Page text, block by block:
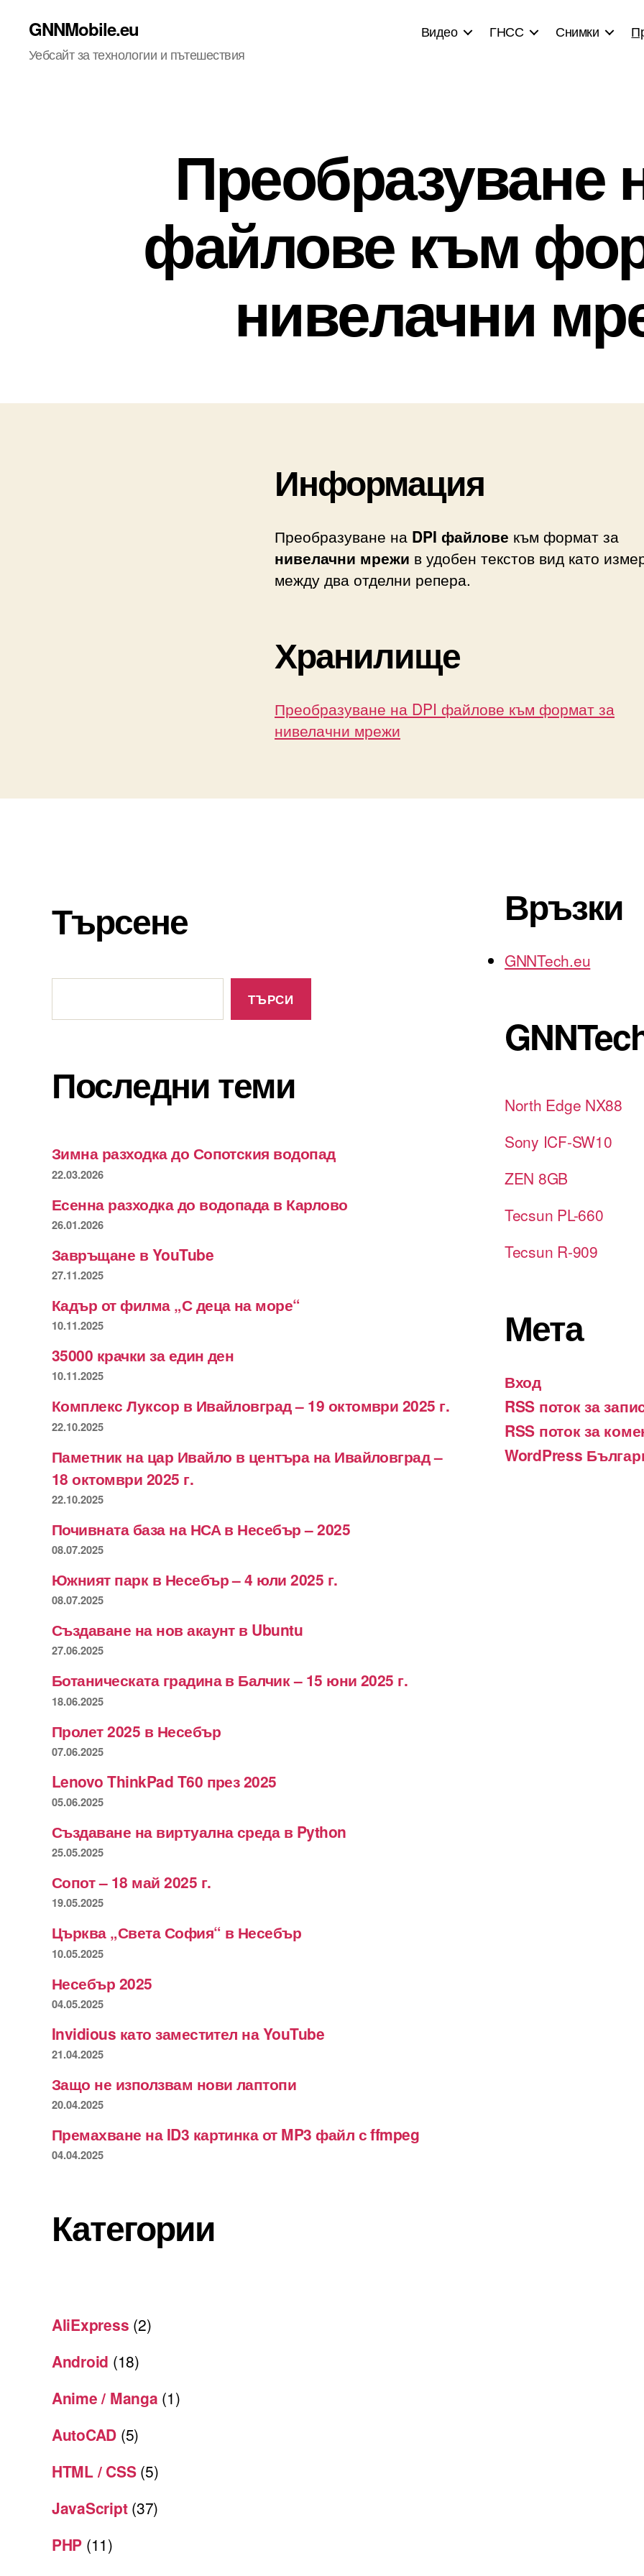
GNNMobile.eu
Уебсайт за технологии и пътешествия
Видео ГНСС Снимки
Преобразуване
файлове към
нивелачни
Информация
Преобразуване на DPI файлове към формат за
нивелачни мрежи в удобен текстов вид като
между два отделни репера.
Хранилище
Преобразуване на DPI файлове към формат за
нивелачни мрежи
Търсене
ТЪРСИ
Последни теми
Зимна разходка до Сопотския водопад
22.03.2026
Есенна разходка до водопада в Карлово
26.01.2026
Завръщане в YouTube
27.11.2025
Кадър от филма „С деца на море“
10.11.2025
35000 крачки за един ден
10.11.2025
Комплекс Луксор в Ивайловград – 19 октомври 2025 г.
22.10.2025
Паметник на цар Ивайло в центъра на Ивайловград –
18 октомври 2025 г.
22.10.2025
Почивната база на НСА в Несебър – 2025
08.07.2025
Южният парк в Несебър – 4 юли 2025 г.
08.07.2025
Създаване на нов акаунт в Ubuntu
27.06.2025
Ботаническата градина в Балчик – 15 юни 2025 г.
18.06.2025
Пролет 2025 в Несебър
07.06.2025
Lenovo ThinkPad T60 през 2025
05.06.2025
Създаване на виртуална среда в Python
25.05.2025
Сопот – 18 май 2025 г.
19.05.2025
Църква „Света София“ в Несебър
10.05.2025
Несебър 2025
04.05.2025
Invidious като заместител на YouTube
21.04.2025
Защо не използвам нови лаптопи
20.04.2025
Премахване на ID3 картинка от MP3 файл с ffmpeg
04.04.2025
Категории
AliExpress (2)
Android (18)
Anime / Manga (1)
AutoCAD (5)
HTML / CSS(5)
JavaScript(37)
PHP (11)
Връзки
GNNTech.eu
North Edge NX88
Sony ICF-SW10
ZEN 8GB
Tecsun PL-660
Tecsun R-909
Мета
Вход
RSS поток за
RSS поток за
WordPress